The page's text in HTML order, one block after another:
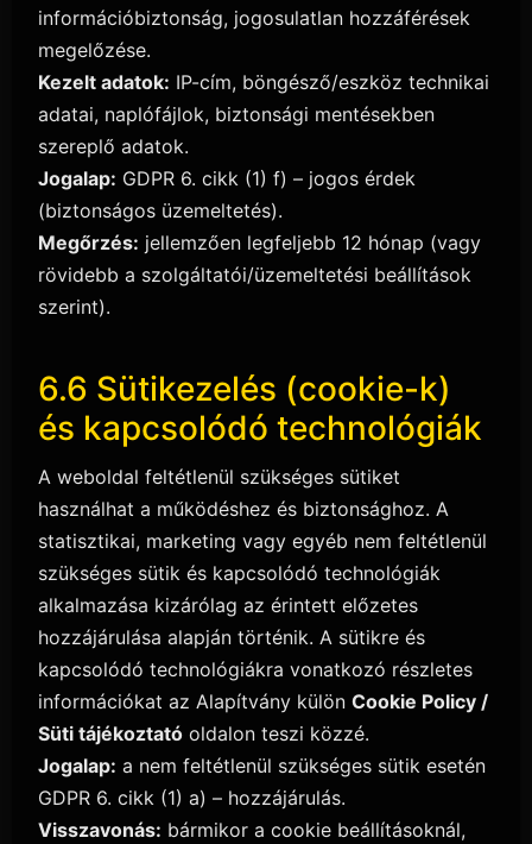
információbiztonság, jogosulatlan hozzáférések
megelőzése.
Kezelt adatok: IP-cím, böngésző/eszköz technikai
adatai, naplófájlok, biztonsági mentésekben
szereplő adatok.
Jogalap: GDPR 6. cikk (1) f) – jogos érdek
(biztonságos üzemeltetés).
Megőrzés: jellemzően legfeljebb 12 hónap (vagy
rövidebb a szolgáltatói/üzemeltetési beállítások
szerint).
6.6 Sütikezelés (cookie-k)
és kapcsolódó technológiák
A weboldal feltétlenül szükséges sütiket
használhat a működéshez és biztonsághoz. A
statisztikai, marketing vagy egyéb nem feltétlenül
szükséges sütik és kapcsolódó technológiák
alkalmazása kizárólag az érintett előzetes
hozzájárulása alapján történik. A sütikre és
kapcsolódó technológiákra vonatkozó részletes
információkat az Alapítvány külön Cookie Policy /
Süti tájékoztató oldalon teszi közzé.
Jogalap: a nem feltétlenül szükséges sütik esetén
GDPR 6. cikk (1) a) – hozzájárulás.
Visszavonás: bármikor a cookie beállításoknál,